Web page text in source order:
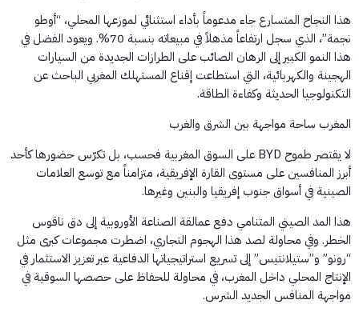
​هذا النجاح المتسارع جاء مدعوماً بأداء استثنائي لموزعها المحلي، “أوطو
نجمة”، الذي سجل ارتفاعاً مذهلاً في مبيعاته بنسبة 70%. ويعود الفضل في
هذا النمو الكبير إلى الرهان الصائب على الطرازات الجديدة من السيارات
الهجينة والكهربائية، التي استطاعت إقناع المستهلك المغربي الباحث عن
التكنولوجيا الحديثة وكفاءة الطاقة.
​المغرب ساحة مواجهة بين الشرق والغرب
​لا يقتصر طموح BYD على السوق المغربية فحسب، بل تكرّس حضورها كأحد
أبرز المنافسين على مستوى القارة الإفريقية، متزامناً مع توسع العلامات
الصينية في أسواق جنوب إفريقيا والبنين وغيرها.
​هذا المد الصيني المتنامي دفع عمالقة الصناعة الأوروبية إلى دق ناقوس
الخطر. وفي محاولة لصد هذا الهجوم التجاري، اضطرت مجموعات كبرى مثل
“رونو” و”ستيلانتيس” إلى تسريع استراتيجياتها الدفاعية عبر تعزيز الاستثمار في
الإنتاج المحلي داخل المغرب، في محاولة للحفاظ على حصصها السوقية في
مواجهة المنافس الجديد الشرس.